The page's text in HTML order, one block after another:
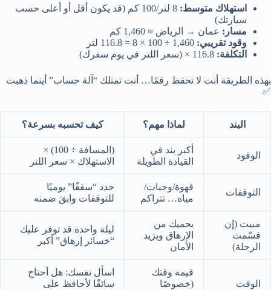
استهلاك متوسط:
8 لتر/100 كم (قد يكون أقل أو أعلى حسب
سيارتك)
مسار: عمان → الرياض ≈ 1,460 كم
وقود تقريبي:
التكلفة:
بهذه الطريقة أنت لا تحفظ رقمًا… أنت تمتلك “آلة حساب” أينما ذهبت
✅
البند لماذا مهم؟ كيف تحسبه بسرعة؟
الوقود
أكبر بند في
القيادة الطويلة
(المسافة ÷ 100) ×
الاستهلاك × سعر اللتر
التوقفات
قهوة/وجبات/
مياه… تتراكم
حدد “سقفًا” يوميًا
للتوقفات وابقَ ضمنه
مبيت (إن
قسّمت
الرحلة)
يحميك من
الإرهاق ويزيد
الأمان
ليلة واحدة قد توفر عليك
“خسائر إرهاق” أكبر
الوقت
قيمة وقتك
(خصوصًا
اسأل نفسك: هل أحتاج
سائقًا لأحافظ على